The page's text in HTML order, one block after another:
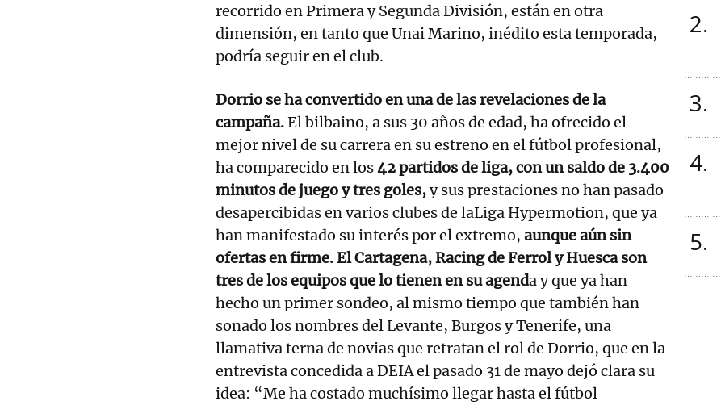
recorrido en Primera y Segunda División, están en otra
dimensión, en tanto que Unai Marino, inédito esta temporada,
podría seguir en el club.
Dorrio se ha convertido en una de las revelaciones de la
campaña.El bilbaino, a sus 30 años de edad, ha ofrecido el
mejor nivel de su carrera en su estreno en el fútbol profesional,
ha comparecido en los42 partidos de liga, con un saldo de 3.400
minutos de juego y tres goles,y sus prestaciones no han pasado
desapercibidas en varios clubes de laLiga Hypermotion, que ya
han manifestado su interés por el extremo, aunque aún sin
ofertas en firme. El Cartagena, Racing de Ferrol y Huesca son
tres de los equipos que lo tienen en su agenda y que ya han
hecho un primer sondeo, al mismo tiempo que también han
sonado los nombres del Levante, Burgos y Tenerife, una
llamativa terna de novias que retratan el rol de Dorrio, que en la
entrevista concedida a DEIA el pasado 31 de mayo dejó clara su
idea: “Me ha costado muchísimo llegar hasta el fútbol
2
3
4
5